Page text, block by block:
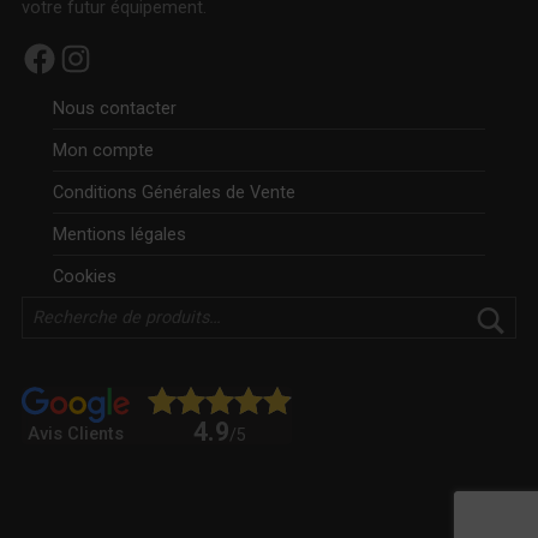
votre futur équipement.
Facebook Instagram
Nous contacter
Mon compte
Conditions Générales de Vente
Mentions légales
Cookies
Avis Clients 4.9/5